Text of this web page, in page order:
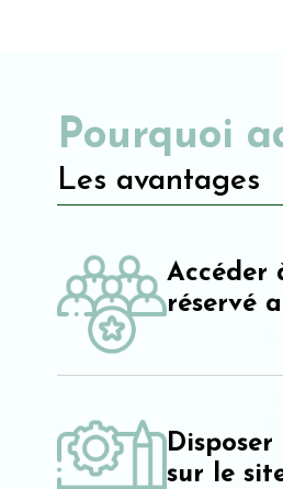
Pourquoi
Les avantages
Accéder
réservé
sur le